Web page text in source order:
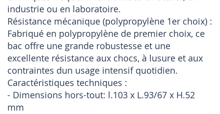
industrie ou en laboratoire.
Résistance mécanique (polypropylène 1er choix) :
Fabriqué en polypropylène de premier choix, ce
bac offre une grande robustesse et une
excellente résistance aux chocs, à lusure et aux
contraintes dun usage intensif quotidien.
Caractéristiques techniques :
- Dimensions hors-tout: l.103 x L.93/67 x H.52
mm